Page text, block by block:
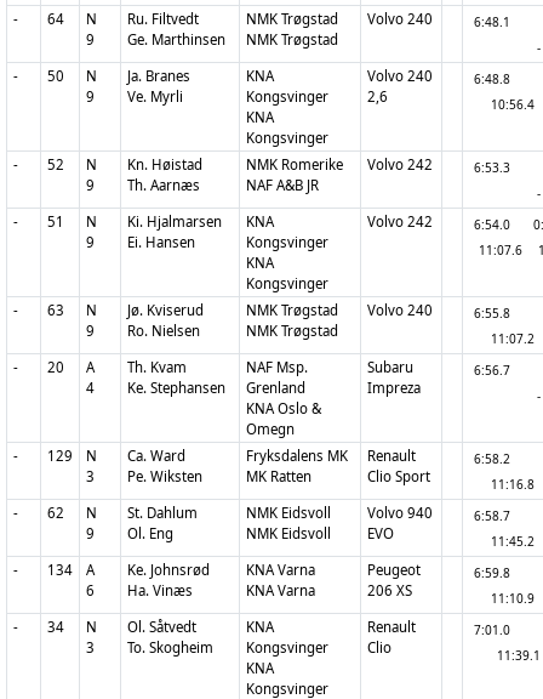
- 64
N
9
Ru. Filtvedt
Ge. Marthinsen
NMK Trøgstad
NMK Trøgstad
Volvo 240
6:48.1
-
- 50
N
9
Ja. Branes
Ve. Myrli
KNA
Kongsvinger
KNA
Kongsvinger
Volvo 240
2,6
6:48.8
10:56.4
- 52
N
9
Kn. Høistad
Th. Aarnæs
NMK Romerike
NAF A&B JR
Volvo 242
6:53.3
-
- 51
N
9
Ki. Hjalmarsen
Ei. Hansen
KNA
Kongsvinger
KNA
Kongsvinger
Volvo 242 6:54.0
11:07.6
- 63
N
9
Jø. Kviserud
Ro. Nielsen
NMK Trøgstad
NMK Trøgstad
Volvo 240
6:55.8
11:07.2
- 20
A
4
Th. Kvam
Ke. Stephansen
NAF Msp.
Grenland
KNA Oslo &
Omegn
Subaru
Impreza
6:56.7
-
- 129
N
3
Ca. Ward
Pe. Wiksten
Fryksdalens MK
MK Ratten
Renault
Clio Sport
6:58.2
11:16.8
- 62
N
9
St. Dahlum
Ol. Eng
NMK Eidsvoll
NMK Eidsvoll
Volvo 940
EVO
6:58.7
11:45.2
- 134
A
6
Ke. Johnsrød
Ha. Vinæs
KNA Varna
KNA Varna
Peugeot
206 XS
6:59.8
11:10.9
- 34
N
3
Ol. Såtvedt
To. Skogheim
KNA
Kongsvinger
KNA
Kongsvinger
Renault
Clio
7:01.0
11:39.1